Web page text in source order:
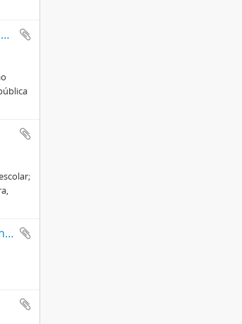
A atuação de Mário Ribeiro como Procurador da República no Paraná e em São Paulo
Álbum com aspectos da Rodovia Rio-Teresópolis (BR-4)/Obra do Plano Quinquenal do Governo JK